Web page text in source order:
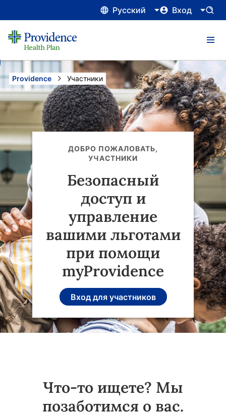
Русский Вход
Providence Current:
Участники
ДОБРО ПОЖАЛОВАТЬ,
УЧАСТНИКИ
Безопасный
доступ и
управление
вашими льготами
при помощи
myProvidence
Вход для участников
Что-то ищете? Мы
позаботимся о вас.